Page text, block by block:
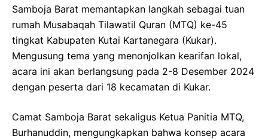
Samboja Barat memantapkan langkah sebagai tuan
rumah Musabaqah Tilawatil Quran (MTQ) ke-45
tingkat Kabupaten Kutai Kartanegara (Kukar).
Mengusung tema yang menonjolkan kearifan lokal,
acara ini akan berlangsung pada 2-8 Desember 2024
dengan peserta dari 18 kecamatan di Kukar.
Camat Samboja Barat sekaligus Ketua Panitia MTQ,
Burhanuddin, mengungkapkan bahwa konsep acara